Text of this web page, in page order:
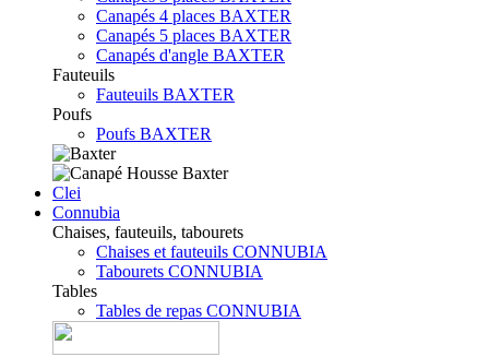
Canapés 4 places BAXTER
Canapés 5 places BAXTER
Canapés d'angle BAXTER
Fauteuils
Fauteuils BAXTER
Poufs
Poufs BAXTER
Clei
Connubia
Chaises, fauteuils, tabourets
Chaises et fauteuils CONNUBIA
Tabourets CONNUBIA
Tables
Tables de repas CONNUBIA